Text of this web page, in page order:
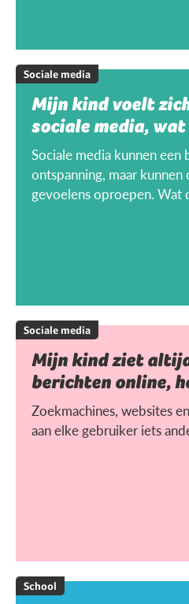
Sociale media
Mijn kind voelt
sociale media, wat
Sociale media kunnen
ontspanning, maar
gevoelens oproepen. Wat
Sociale media
Mijn kind ziet
berichten online,
Zoekmachines, websites
aan elke gebruiker iets
School